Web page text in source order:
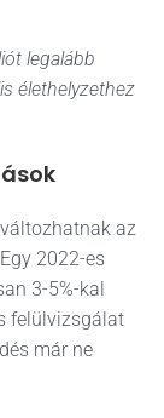
legalább
élethelyzethez
az
2022-es
3-5%-kal
felülvizsgálat
már ne